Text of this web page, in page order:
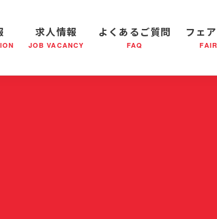
軍隊形式について 私たちの目指す未来
物語 音楽活動 救世軍ブラスバンドのCD
(教会)等について 医療・社会福祉事業
求人情報
JOB VACANCY
よくあるご質問
FAQ
フェ